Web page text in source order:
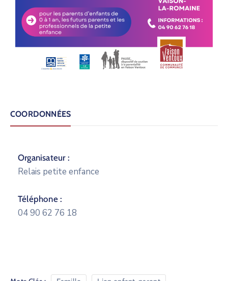
COORDONNÉES
Organisateur :
Relais petite enfance
Téléphone :
04 90 62 76 18